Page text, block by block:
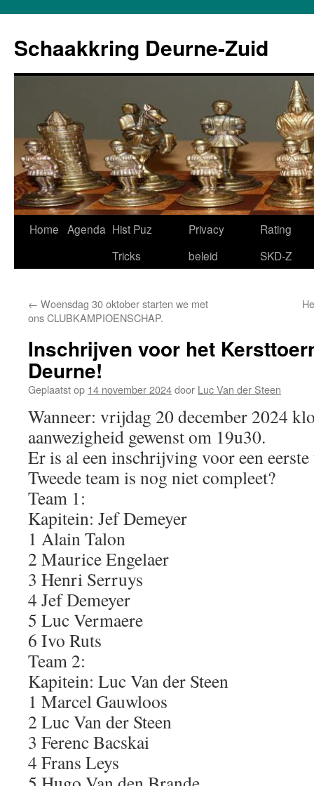
Schaakkring Deurne-Zuid
Ga
inhoud
Home Agenda Hist Puz
Tricks
Privacy
beleid
Rating
SKD-Z
← Woensdag 30 oktober starten we met
ons CLUBKAMPIOENSCHAP.
Inschrijven voor het
Deurne!
Geplaatst op 14 november 2024door Luc Van der Steen
Wanneer: vrijdag 20 december 2024
aanwezigheid gewenst om 19u30.
Er is al een inschrijving voor een
Tweede team is nog niet compleet?
Team 1:
Kapitein: Jef Demeyer
1 Alain Talon
2 Maurice Engelaer
3 Henri Serruys
4 Jef Demeyer
5 Luc Vermaere
6 Ivo Ruts
Team 2:
Kapitein: Luc Van der Steen
1 Marcel Gauwloos
2 Luc Van der Steen
3 Ferenc Bacskai
4 Frans Leys